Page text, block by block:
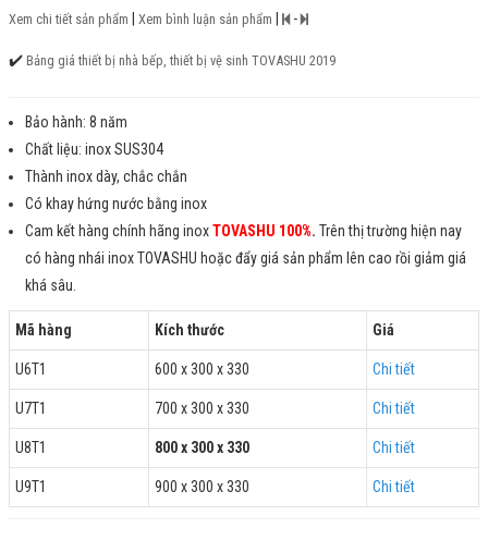
Xem chi tiết sản phẩm Xem bình luận sản phẩm -
✔️ Bảng giá thiết bị nhà bếp, thiết bị vệ sinh TOVASHU 2019
Bảo hành: 8 năm
Chất liệu: inox SUS304
Thành inox dày, chắc chắn
Có khay hứng nước bằng inox
Cam kết hàng chính hãng inoxTOVASHU 100%. Trên thị trường hiện nay
có hàng nhái inox TOVASHU hoặc đẩy giá sản phẩm lên cao rồi giảm giá
khá sâu.
Mã hàng Kích thước Giá
U6T1 600 x 300 x 330 Chi tiết
U7T1 700 x 300 x 330 Chi tiết
U8T1 800 x 300 x 330 Chi tiết
U9T1 900 x 300 x 330 Chi tiết